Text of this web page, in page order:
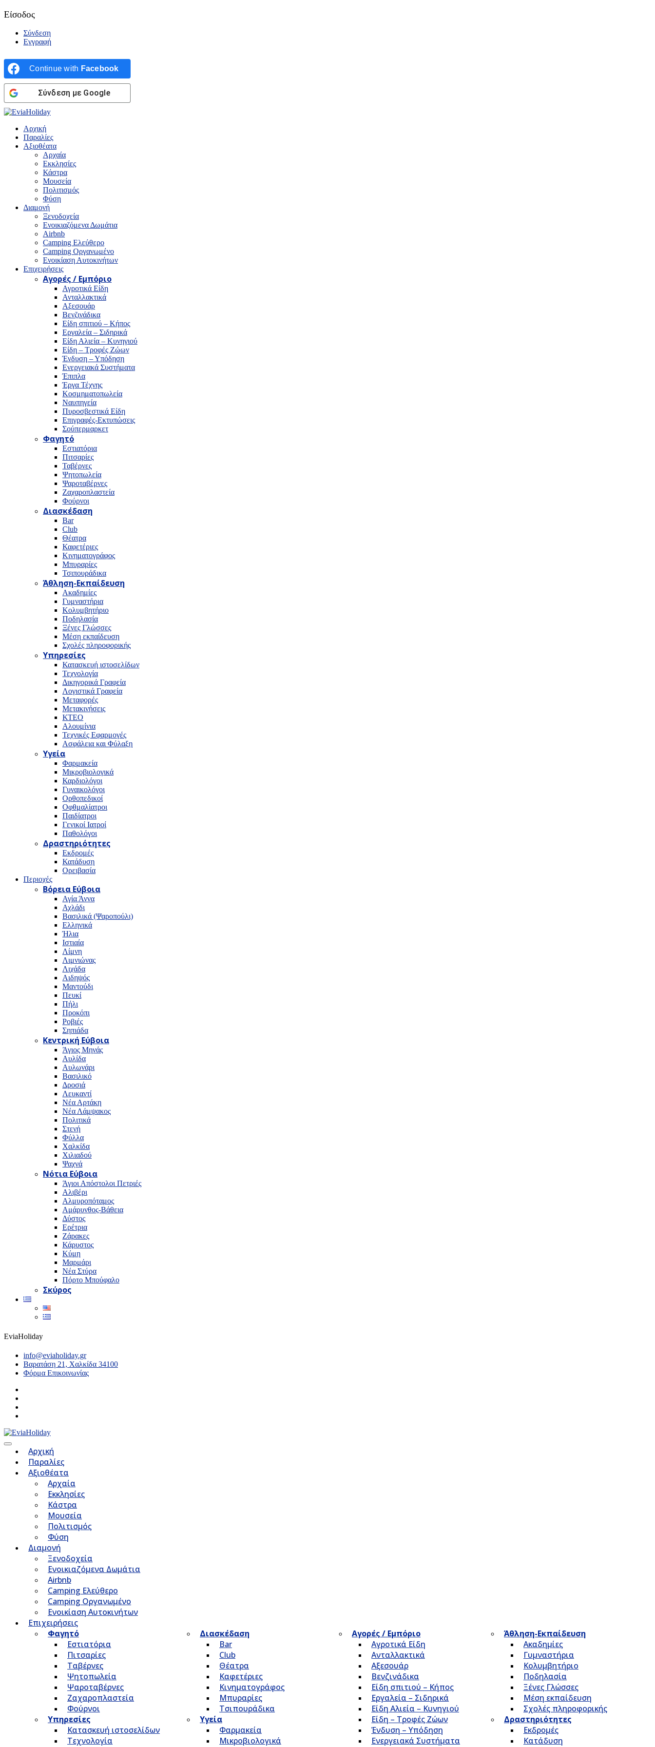
Είσοδος
Σύνδεση
Εγγραφή
Continue with Facebook
Σύνδεση με Google
Αρχική
Παραλίες
Αξιοθέατα
Αρχαία
Εκκλησίες
Κάστρα
Μουσεία
Πολιτισμός
Φύση
Διαμονή
Ξενοδοχεία
Ενοικιαζόμενα Δωμάτια
Airbnb
Camping Ελεύθερο
Camping Οργανωμένο
Ενοικίαση Αυτοκινήτων
Επιχειρήσεις
Αγορές / Εμπόριο
Αγροτικά Είδη
Ανταλλακτικά
Αξεσουάρ
Βενζινάδικα
Είδη σπιτιού – Κήπος
Εργαλεία – Σιδηρικά
Είδη Αλιεία – Κυνηγιού
Είδη – Τροφές Ζώων
Ένδυση – Υπόδηση
Ενεργειακά Συστήματα
Έπιπλα
Έργα Τέχνης
Κοσμηματοπωλεία
Ναυπηγεία
Πυροσβεστικά Είδη
Επιγραφές-Εκτυπώσεις
Σούπερμαρκετ
Φαγητό
Εστιατόρια
Πιτσαρίες
Ταβέρνες
Ψητοπωλεία
Ψαροταβέρνες
Ζαχαροπλαστεία
Φούρνοι
Διασκέδαση
Bar
Club
Θέατρα
Καφετέριες
Κινηματογράφος
Μπυραρίες
Τσιπουράδικα
Άθληση-Εκπαίδευση
Ακαδημίες
Γυμναστήρια
Κολυμβητήριο
Ποδηλασία
Ξένες Γλώσσες
Μέση εκπαίδευση
Σχολές πληροφορικής
Υπηρεσίες
Κατασκευή ιστοσελίδων
Τεχνολογία
Δικηγορικά Γραφεία
Λογιστικά Γραφεία
Μεταφορές
Μετακινήσεις
ΚΤΕΟ
Αλουμίνια
Τεχνικές Εφαρμογές
Ασφάλεια και Φύλαξη
Υγεία
Φαρμακεία
Μικροβιολογικά
Καρδιολόγοι
Γυναικολόγοι
Ορθοπεδικοί
Οφθμαλίατροι
Παιδίατροι
Γενικοί Ιατροί
Παθολόγοι
Δραστηριότητες
Εκδρομές
Κατάδυση
Ορειβασία
Περιοχές
Βόρεια Εύβοια
Αγία Άννα
Αχλάδι
Βασιλικά (Ψαροπούλι)
Ελληνικά
Ήλια
Ιστιαία
Λίμνη
Λιμνιώνας
Λιχάδα
Αιδηψός
Μαντούδι
Πευκί
Πήλι
Προκόπι
Ροβιές
Σηπιάδα
Κεντρική Εύβοια
Άγιος Μηνάς
Αυλίδα
Αυλωνάρι
Βασιλικό
Δροσιά
Λευκαντί
Νέα Αρτάκη
Νέα Λάμψακος
Πολιτικά
Στενή
Φύλλα
Χαλκίδα
Χιλιαδού
Ψαχνά
Νότια Εύβοια
Άγιοι Απόστολοι Πετριές
Αλιβέρι
Αλμυροπόταμος
Αμάρυνθος-Βάθεια
Δύστος
Ερέτρια
Ζάρακες
Κάρυστος
Κύμη
Μαρμάρι
Νέα Στύρα
Πόρτο Μπούφαλο
Σκύρος
EviaHoliday
info@eviaholiday.gr
Βαρατάση 21, Χαλκίδα 34100
Φόρμα Επικοινωνίας
Αρχική
Παραλίες
Αξιοθέατα
Αρχαία
Εκκλησίες
Κάστρα
Μουσεία
Πολιτισμός
Φύση
Διαμονή
Ξενοδοχεία
Ενοικιαζόμενα Δωμάτια
Airbnb
Camping Ελεύθερο
Camping Οργανωμένο
Ενοικίαση Αυτοκινήτων
Επιχειρήσεις
Αγορές / Εμπόριο
Αγροτικά Είδη
Ανταλλακτικά
Αξεσουάρ
Βενζινάδικα
Είδη σπιτιού – Κήπος
Εργαλεία – Σιδηρικά
Είδη Αλιεία – Κυνηγιού
Είδη – Τροφές Ζώων
Ένδυση – Υπόδηση
Ενεργειακά Συστήματα
Φαγητό
Εστιατόρια
Πιτσαρίες
Ταβέρνες
Ψητοπωλεία
Ψαροταβέρνες
Ζαχαροπλαστεία
Φούρνοι
Διασκέδαση
Bar
Club
Θέατρα
Καφετέριες
Κινηματογράφος
Μπυραρίες
Τσιπουράδικα
Άθληση-Εκπαίδευση
Ακαδημίες
Γυμναστήρια
Κολυμβητήριο
Ποδηλασία
Ξένες Γλώσσες
Μέση εκπαίδευση
Σχολές πληροφορικής
Υπηρεσίες
Κατασκευή ιστοσελίδων
Τεχνολογία
Υγεία
Φαρμακεία
Μικροβιολογικά
Δραστηριότητες
Εκδρομές
Κατάδυση